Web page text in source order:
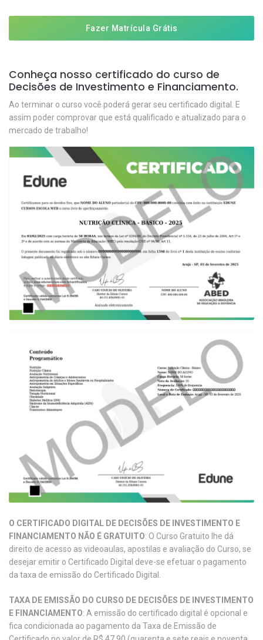
Fazer Matrícula Grátis
Conheça nosso certificado do curso de
Decisões de Investimento e Financiamento.
Ao terminar o curso você poderá gerar seu certificado digital. E
assim poder comprovar que está qualificado e atualizado para o
mercado de trabalho!
O CERTIFICADO DIGITAL DE DECISÕES DE INVESTIMENTO E
FINANCIAMENTO NÃO É GRATUITO: O Curso Gratuito lhe dá
direito de acesso as videoaulas, apostilas e avaliação do Curso, se
desejar emitir o Certificado Digital deve-se efetuar o pagamento
da taxa de emissão do Certificado Digital.
TAXA DE EMISSÃO DO CURSO DE DECISÕES DE INVESTIMENTO
E FINANCIAMENTO: A emissão do certificado digital é opcional e
fica condicionada ao pagamento da Taxa de Emissão de